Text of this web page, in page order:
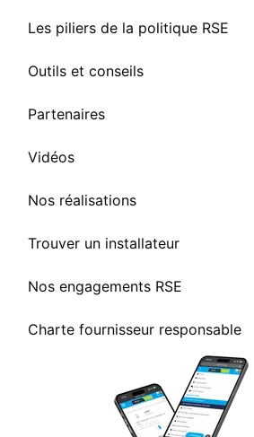
Les piliers de la politique RSE
Outils et conseils
Partenaires
Vidéos
Nos réalisations
Trouver un installateur
Nos engagements RSE
Charte fournisseur responsable